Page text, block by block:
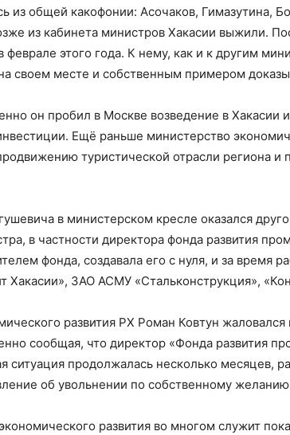
из общей какофонии: Асочаков, Гимазутина,
из кабинета министров Хакасии выжили.
этого года. К нему, как и к другим
своем месте и собственным примером
он пробил в Москве возведение в Хакасии
Ещё раньше министерство
туристической отрасли региона и
в министерском кресле оказался
в частности директора фонда развития
фонда, создавала его с нуля, и за время
Хакасии», ЗАО АСМУ «Стальконструкция»,
развития РХ Роман Ковтун жаловался
сообщая, что директор «Фонда развития
ситуация продолжалась несколько месяцев,
об увольнении по собственному
развития во многом служит